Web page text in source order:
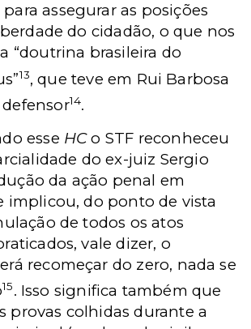
assegurar as posições
do cidadão, o que nos
“doutrina brasileira do
13, que teve em Rui Barbosa
14.
esse HCo STF reconheceu
do ex-juiz Sergio
da ação penal em
implicou, do ponto de vista
de todos os atos
vale dizer, o
recomeçar do zero, nada se
15. Isso significa também que
provas colhidas durante a